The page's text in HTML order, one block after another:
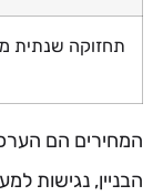
תחזוקה שנתית
המחירים הם
הבניין, נגישות